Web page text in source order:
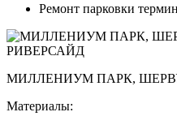
Ремонт парковки
МИЛЛЕНИУМ ПАРК,
Материалы: